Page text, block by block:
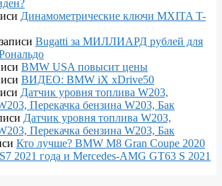
Динамометрические ключи MXITA T-
Bugatti за МИЛЛИАРД рублей для
BMW USA повысит цены
ВИДЕО: BMW iX xDrive50
Датчик уровня топлива W203,
Перекачка бензина W203, Бак
Датчик уровня топлива W203,
Перекачка бензина W203, Бак
Кто лучше? BMW M8 Gran Coupe 2020
2021 года и Mercedes-AMG GT63 S 2021